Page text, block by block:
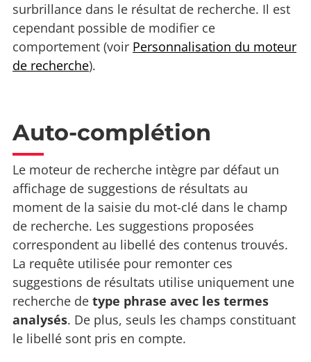
surbrillance dans le résultat de recherche. Il est
cependant possible de modifier ce
comportement (voir Personnalisation du moteur
de recherche).
Auto-complétion
Le moteur de recherche intègre par défaut un
affichage de suggestions de résultats au
moment de la saisie du mot-clé dans le champ
de recherche. Les suggestions proposées
correspondent au libellé des contenus trouvés.
La requête utilisée pour remonter ces
suggestions de résultats utilise uniquement une
recherche de type phrase avec les termes
analysés. De plus, seuls les champs constituant
le libellé sont pris en compte.